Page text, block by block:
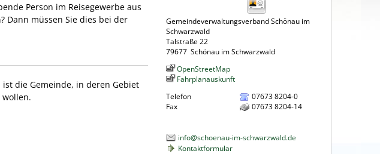
Person im Reisegewerbe aus
Dann müssen Sie dies bei der
die Gemeinde, in deren Gebiet
Gemeindeverwaltungsverband Schönau im
Schwarzwald
Talstraße 22
79677 Schönau im Schwarzwald
OpenStreetMap
Fahrplanauskunft
Telefon
07673 8204-0
Fax
07673 8204-14
info@schoenau-im-schwarzwald.de
Kontaktformular